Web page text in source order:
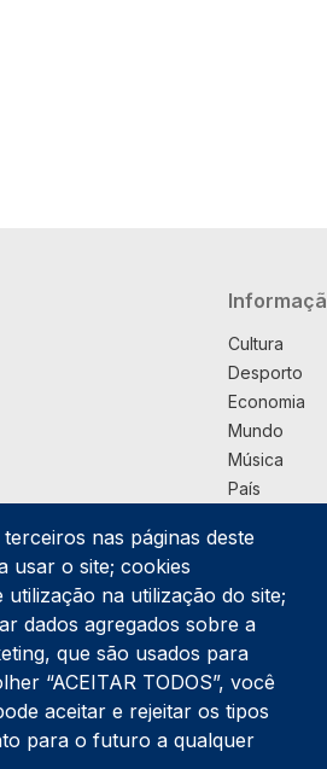
Cultura
Desporto
Economia
Mundo
Música
País
Praça
Saúde
Sociedade
Rodapé
nas páginas deste
usar o site; cookies
na utilização do site;
dados agregados sobre a
que são usados para
“ACEITAR TODOS”, você
aceitar e rejeitar os tipos
para o futuro a qualquer